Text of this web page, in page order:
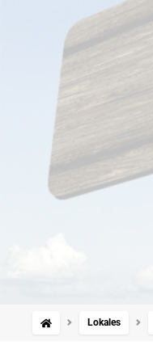
Lokales